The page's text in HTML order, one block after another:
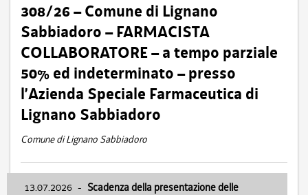
308/26 – Comune di Lignano
Sabbiadoro – FARMACISTA
COLLABORATORE – a tempo parziale
50% ed indeterminato – presso
l’Azienda Speciale Farmaceutica di
Lignano Sabbiadoro
Comune di Lignano Sabbiadoro
13.07.2026 - Scadenza della presentazione delle